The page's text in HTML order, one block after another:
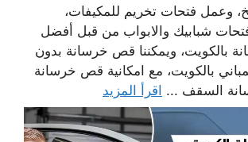
وعمل فتحات تخريم للمكيفات،
شبابيك والابواب من قبل أفضل
بالكويت، ويمكننا قص خرسانة بدون
بالكويت، مع امكانية قص خرسانة
السقف ... اقرأ المزيد